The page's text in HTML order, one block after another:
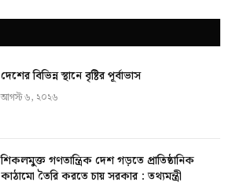
দেশের বিভিন্ন স্থানে বৃষ্টির পূর্বাভাস
আগস্ট ৬, ২০২৬
শিকলমুক্ত গণতান্ত্রিক দেশ গড়তে প্রাতিষ্ঠানিক
কাঠামো তৈরি করতে চায় সরকার : তথ্যমন্ত্রী